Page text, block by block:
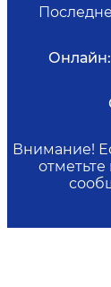
Онлайн:
Внимание!